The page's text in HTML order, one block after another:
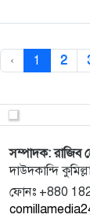
‹ 1 2
সম্পাদক: রাজিব
দাউদকান্দি
ফোনঃ +880